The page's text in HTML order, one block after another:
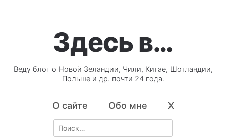
Здесь в…
Веду блог о Новой Зеландии, Чили, Китае, Шотландии,
Польше и др. почти 24 года.
О сайте Обо мне X
Search
for: